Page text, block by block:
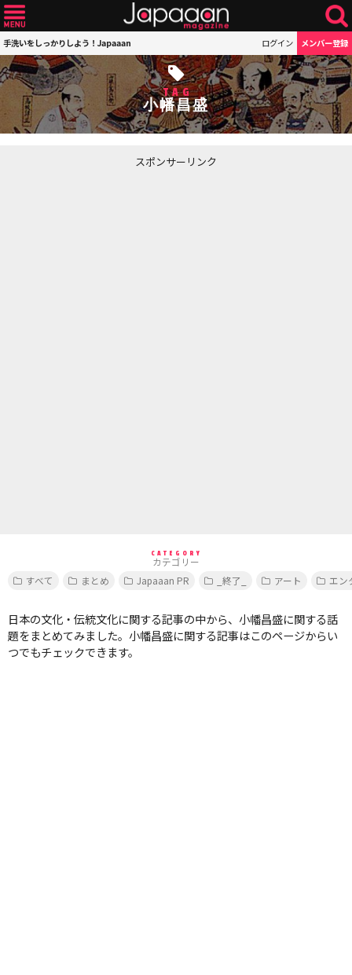
手洗いをしっかりしよう！Japaaan ログイン メンバー登録
TAG
小幡昌盛
スポンサーリンク
CATEGORY
カテゴリー
すべて
まとめ Japaaan PR _終了_ アート エン
日本の文化・伝統文化に関する記事の中から、小幡昌盛に関する話
題をまとめてみました。小幡昌盛に関する記事はこのページからい
つでもチェックできます。